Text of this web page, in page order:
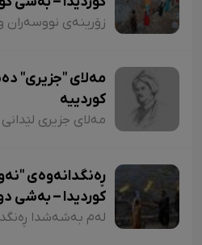
مەلای "جزیری"
کوردییە
ڕەنگدانەوەی
کوردیدا – بەشی